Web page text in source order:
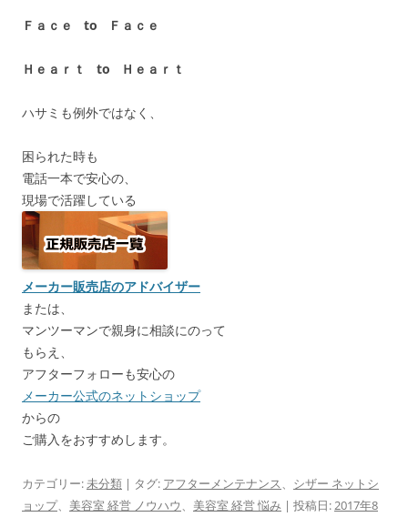
Ｆａｃｅ to Ｆａｃｅ
Ｈｅａｒｔ to Ｈｅａｒｔ
ハサミも例外ではなく、
困られた時も
電話一本で安心の、
現場で活躍している
メーカー販売店のアドバイザー
または、
マンツーマンで親身に相談にのって
もらえ、
アフターフォローも安心の
メーカー公式のネットショップ
からの
ご購入をおすすめします。
カテゴリー:未分類 | タグ: アフターメンテナンス、 シザー ネットシ
ョップ、 美容室 経営 ノウハウ、 美容室 経営 悩み | 投稿日:2017年8